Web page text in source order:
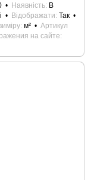
Наявність В
Відображати Так
м²
Артикул
на сайте